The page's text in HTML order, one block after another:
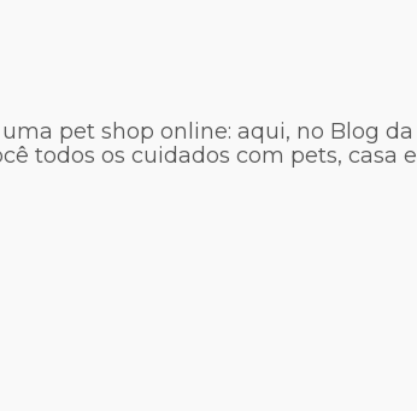
pet shop online: aqui, no Blog da
todos os cuidados com pets, casa e